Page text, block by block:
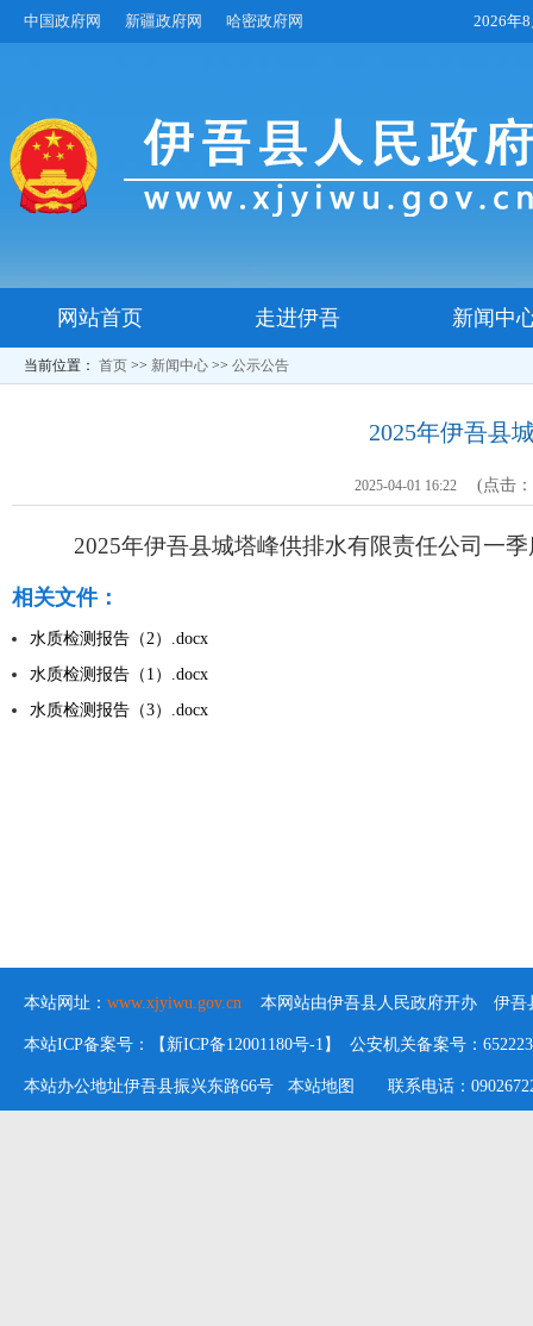
中国政府网 新疆政府网 哈密政府网 2026年
网站首页 走进伊吾 新闻中
当前位置： 首页 >> 新闻中心 >> 公示公告
2025年伊吾县
2025-04-01 16:22 (点击
2025年伊吾县城塔峰供排水有限责任公司一
相关文件：
水质检测报告（2）.docx
水质检测报告（1）.docx
水质检测报告（3）.docx
本站网址： www.xjyiwu.gov.cn 本网站由伊吾县人民政府开办 伊吾
本站ICP备案号：【新ICP备12001180号-1】 公安机关备案号：
本站办公地址伊吾县振兴东路66号 本站地图 联系电话：